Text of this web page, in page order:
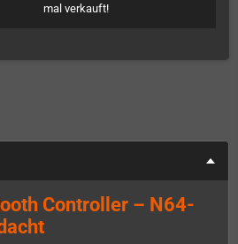
mal verkauft!
Controller – N64-